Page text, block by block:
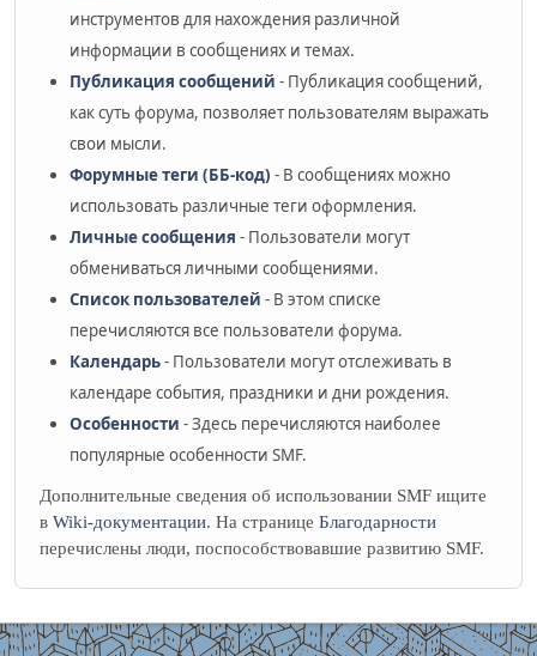
инструментов для нахождения различной
информации в сообщениях и темах.
Публикация сообщений - Публикация сообщений,
как суть форума, позволяет пользователям выражать
свои мысли.
Форумные теги (ББ-код) - В сообщениях можно
использовать различные теги оформления.
Личные сообщения - Пользователи могут
обмениваться личными сообщениями.
Список пользователей - В этом списке
перечисляются все пользователи форума.
Календарь- Пользователи могут отслеживать в
календаре события, праздники и дни рождения.
Особенности - Здесь перечисляются наиболее
популярные особенности SMF.
Дополнительные сведения об использовании SMF ищите
в Wiki-документации. На странице Благодарности
перечислены люди, поспособствовавшие развитию SMF.